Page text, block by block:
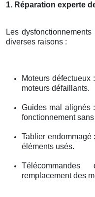
1. Réparation experte
Les
diverses raisons :
Moteurs défectueux
moteurs défaillants.
Guides mal alignés
fonctionnement
Tablier endommagé
éléments usés.
remplacement des